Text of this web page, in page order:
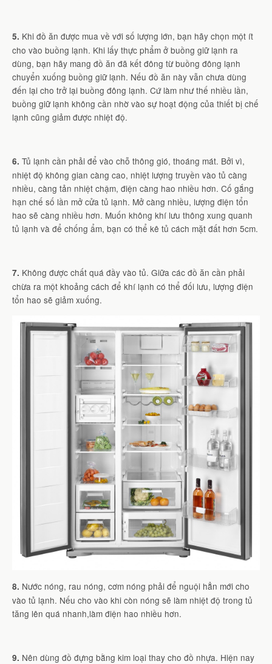
5. Khi đồ ăn được mua về với số lượng lớn, bạn hãy chọn một ít
cho vào buồng lạnh. Khi lấy thực phẩm ở buồng giữ lạnh ra
dùng, bạn hãy mang đồ ăn đã kết đông từ buồng đông lạnh
chuyển xuống buồng giữ lạnh. Nếu đồ ăn này vẫn chưa dùng
đến lại cho trở lại buồng đông lạnh. Cứ làm như thế nhiều lần,
buồng giữ lạnh không cần nhờ vào sự hoạt động của thiết bị chế
lạnh cũng giảm được nhiệt độ.
6. Tủ lạnh cần phải để vào chỗ thông gió, thoáng mát. Bởi vì,
nhiệt độ không gian càng cao, nhiệt lượng truyền vào tủ càng
nhiều, càng tản nhiệt chậm, điện càng hao nhiều hơn. Cố gắng
hạn chế số lần mở cửa tủ lạnh. Mở càng nhiều, lượng điện tổn
hao sẽ càng nhiều hơn. Muốn không khí lưu thông xung quanh
tủ lạnh và để chống ẩm, bạn có thể kê tủ cách mặt đất hơn 5cm.
7. Không được chất quá đầy vào tủ. Giữa các đồ ăn cần phải
chừa ra một khoảng cách để khí lạnh có thể đối lưu, lượng điện
tổn hao sẽ giảm xuống.
8. Nước nóng, rau nóng, cơm nóng phải để nguội hẳn mới cho
vào tủ lạnh. Nếu cho vào khi còn nóng sẽ làm nhiệt độ trong tủ
tăng lên quá nhanh,làm điện hao nhiều hơn.
9. Nên dùng đồ đựng bằng kim loại thay cho đồ nhựa. Hiện nay